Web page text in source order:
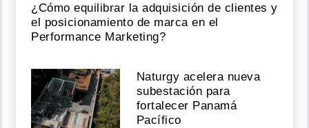
¿Cómo equilibrar la adquisición de clientes y
el posicionamiento de marca en el
Performance Marketing?
Naturgy acelera nueva
subestación para
fortalecer Panamá
Pacífico